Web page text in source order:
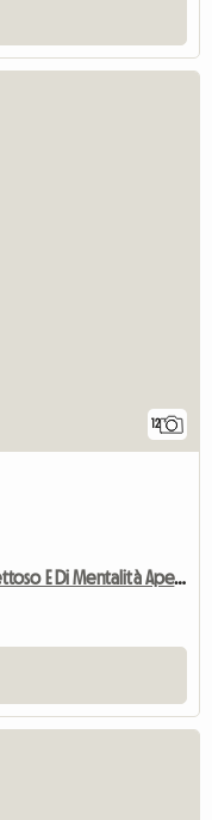
12
1-coinquilino Internazionale Con Pe Rispettoso E Di Mentalità Aperta